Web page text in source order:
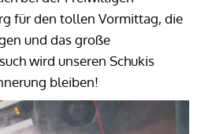
für den tollen Vormittag, die
und das große
wird unseren Schukis
bleiben!